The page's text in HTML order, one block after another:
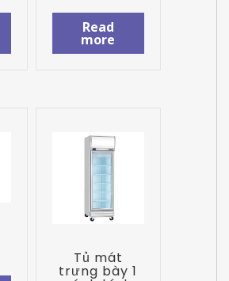
Read
more
Tủ mát
trưng bày 1